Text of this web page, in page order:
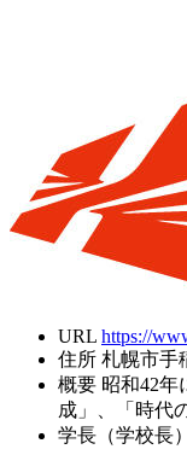
URL https://
住所 札幌市手
概要 昭和42年
成」、「時代
学長（学校長）